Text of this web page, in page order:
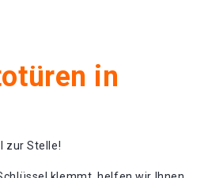
in
zur Stelle!